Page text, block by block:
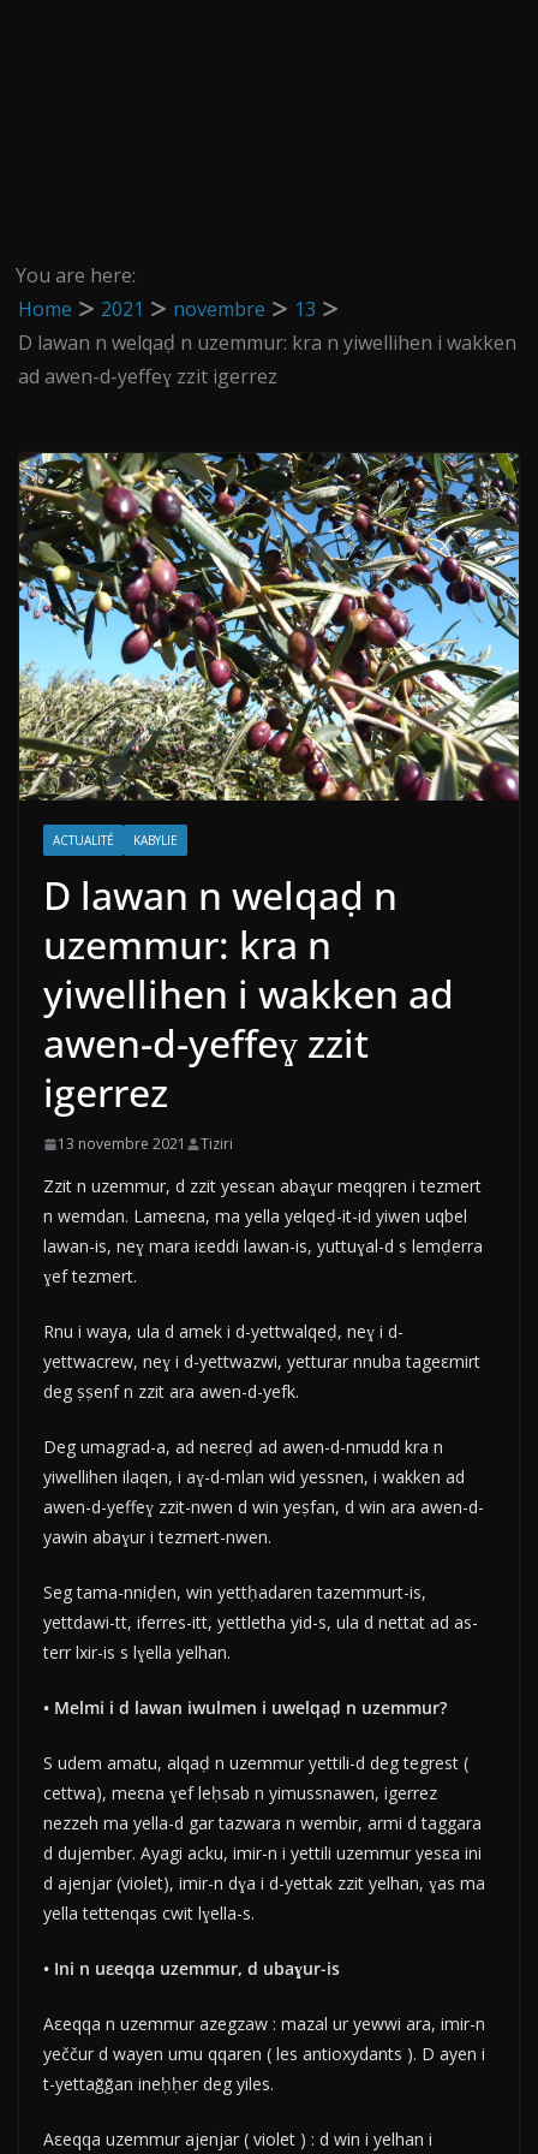
You are here:
Home
2021 novembre
13
D lawan n welqaḍ n uzemmur: kra n yiwellihen i wakken
ad awen-d-yeffeɣ zzit igerrez
ACTUALITÉ KABYLIE
D lawan n welqaḍ n
uzemmur: kra n
yiwellihen i wakken ad
awen-d-yeffeɣ zzit
igerrez
13 novembre 2021 Tiziri
Zzit n uzemmur, d zzit yesεan abaɣur meqqren i tezmert
n wemdan. Lameεna, ma yella yelqeḍ-it-id yiwen uqbel
lawan-is, neɣ mara iεeddi lawan-is, yuttuɣal-d s lemḍerra
ɣef tezmert.
Rnu i waya, ula d amek i d-yettwalqeḍ, neɣ i d-
yettwacrew, neɣ i d-yettwazwi, yetturar nnuba tageεmirt
deg ṣṣenf n zzit ara awen-d-yefk.
Deg umagrad-a, ad neεreḍ ad awen-d-nmudd kra n
yiwellihen ilaqen, i aɣ-d-mlan wid yessnen, i wakken ad
awen-d-yeffeɣ zzit-nwen d win yeṣfan, d win ara awen-d-
yawin abaɣur i tezmert-nwen.
Seg tama-nniḍen, win yettḥadaren tazemmurt-is,
yettdawi-tt, iferres-itt, yettletha yid-s, ula d nettat ad as-
terr lxir-is s lɣella yelhan.
• Melmi i d lawan iwulmen i uwelqaḍ n uzemmur?
S udem amatu, alqaḍ n uzemmur yettili-d deg tegrest (
cettwa), meεna ɣef leḥsab n yimussnawen, igerrez
nezzeh ma yella-d gar tazwara n wembir, armi d taggara
d dujember. Ayagi acku, imir-n i yettili uzemmur yesεa ini
d ajenjar (violet), imir-n dɣa i d-yettak zzit yelhan, ɣas ma
yella tettenqas cwit lɣella-s.
• Ini n uεeqqa uzemmur, d ubaɣur-is
Aεeqqa n uzemmur azegzaw : mazal ur yewwi ara, imir-n
yeččur d wayen umu qqaren ( les antioxydants ). D ayen i
t-yettaǧǧan ineḥḥer deg yiles.
Aεeqqa uzemmur ajenjar ( violet ) : d win i yelhan i